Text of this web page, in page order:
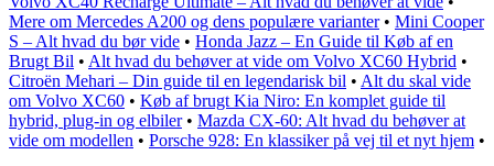
Mere om Mercedes A200 og dens populære varianter• Mini Cooper
S – Alt hvad du bør vide • Honda Jazz – En Guide til Køb af en
Brugt Bil • Alt hvad du behøver at vide om Volvo XC60 Hybrid •
Citroën Mehari – Din guide til en legendarisk bil • Alt du skal vide
om Volvo XC60 • Køb af brugt Kia Niro: En komplet guide til
hybrid, plug-in og elbiler• Mazda CX-60: Alt hvad du behøver at
vide om modellen • Porsche 928: En klassiker på vej til et nyt hjem •